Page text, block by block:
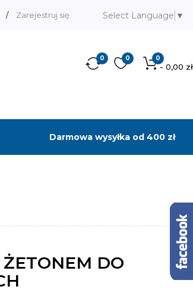
/ Zarejestruj się Select Language ▼
0
- 0,00 zł
0
0
Darmowa wysyłka od 400 zł
DO